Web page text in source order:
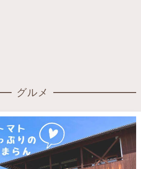
グルメ